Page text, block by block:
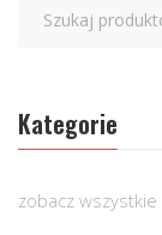
Kategorie
zobacz wszystkie